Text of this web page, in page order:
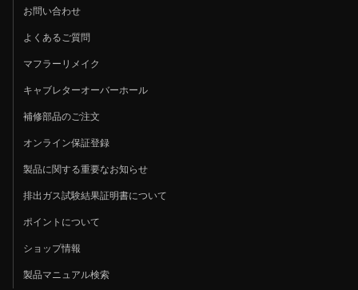
お問い合わせ
よくあるご質問
マフラーリメイク
キャブレターオーバーホール
補修部品のご注文
オンライン保証登録
製品に関する重要なお知らせ
排出ガス試験結果証明書について
ポイントについて
ショップ情報
製品マニュアル検索